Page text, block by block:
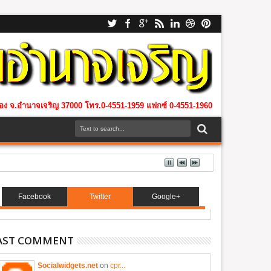
จ.อำนาจเจริญ 37000 โทร.0-4551-1959 แฟกซ์ 0-4551-1960
Facebook Twitter Google+
COMMENT
Socialwidgets.neton cpr...